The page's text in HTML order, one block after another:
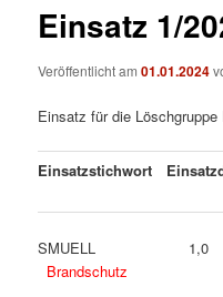
Einsatz 1/
Veröffentlicht am01.01.2024
Einsatz für die Löschgruppe
Einsatzstichwort
SMUELL
Brandschutz